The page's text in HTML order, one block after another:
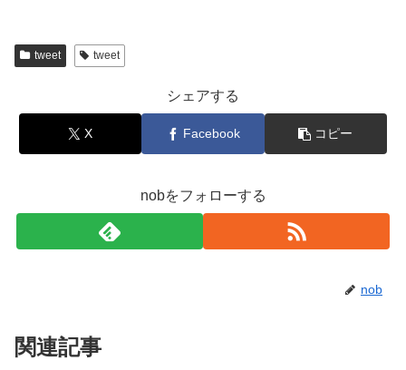
tweet tweet
シェアする
X Facebook コピー
nobをフォローする
nob
関連記事